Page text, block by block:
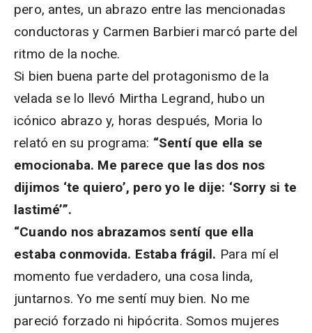
pero, antes, un abrazo entre las mencionadas
conductoras y Carmen Barbieri marcó parte del
ritmo de la noche.
Si bien buena parte del protagonismo de la
velada se lo llevó Mirtha Legrand, hubo un
icónico abrazo y, horas después, Moria lo
relató en su programa: “Sentí que ella se
emocionaba. Me parece que las dos nos
dijimos ‘te quiero’, pero yo le dije: ‘Sorry si te
lastimé’”.
“Cuando nos abrazamos sentí que ella
estaba conmovida. Estaba frágil. Para mí el
momento fue verdadero, una cosa linda,
juntarnos. Yo me sentí muy bien. No me
pareció forzado ni hipócrita. Somos mujeres